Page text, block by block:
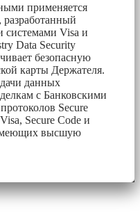
применяется
Visa и
Data Security
безопасную
карты Держателя.
данных
с Банковскими
Secure
Secure Code и
высшую